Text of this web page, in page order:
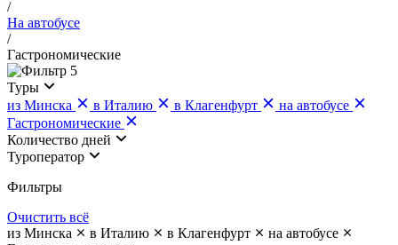
/
На автобусе
/
Гастрономические
5
Туры
из Минска
в Италию в Клагенфурт
на автобусе
Гастрономические
Количество дней
Туроператор
Фильтры
Очистить всё
из Минска
в Италию в Клагенфурт
на автобусе